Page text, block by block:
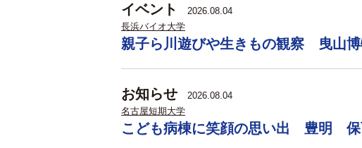
イベント
2026.08.04
長浜バイオ大学
親子ら川遊びや生きもの観察 曳山
お知らせ
2026.08.04
名古屋短期大学
こども病棟に笑顔の思い出 豊明